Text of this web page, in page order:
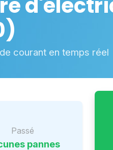
courant en temps réel
Passé
pannes